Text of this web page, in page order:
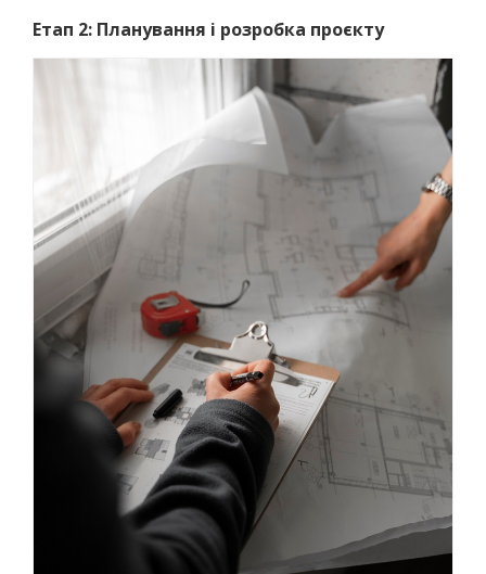
Етап 2: Планування і розробка проєкту